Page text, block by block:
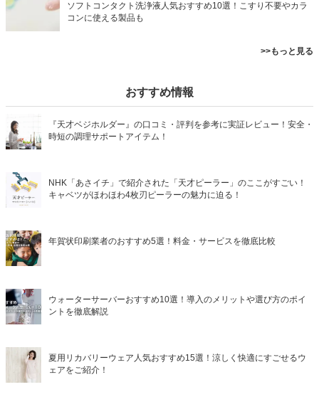
ソフトコンタクト洗浄液人気おすすめ10選！こすり不要やカラ
コンに使える製品も
>>もっと見る
おすすめ情報
『天才ベジホルダー』の口コミ・評判を参考に実証レビュー！安全・
時短の調理サポートアイテム！
NHK「あさイチ」で紹介された「天才ピーラー」のここがすごい！
キャベツがほわほわ4枚刃ピーラーの魅力に迫る！
年賀状印刷業者のおすすめ5選！料金・サービスを徹底比較
ウォーターサーバーおすすめ10選！導入のメリットや選び方のポイ
ントを徹底解説
夏用リカバリーウェア人気おすすめ15選！涼しく快適にすごせるウ
ェアをご紹介！